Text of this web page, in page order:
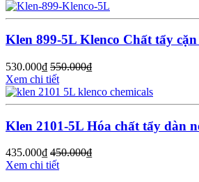
Klen 899-5L Klenco Chất tẩy
530.000₫ 550.000₫
Xem chi tiết
Klen 2101-5L Hóa chất tẩy dàn
435.000₫ 450.000₫
Xem chi tiết